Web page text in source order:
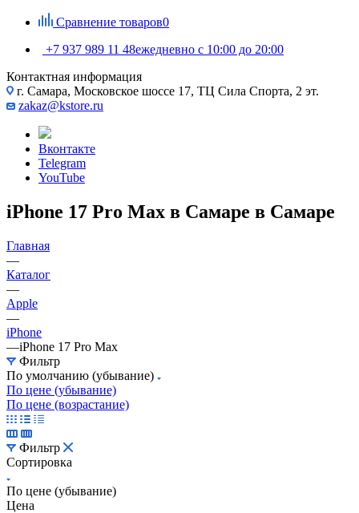
Сравнение товаров0
+7 937 989 11 48ежедневно с 10:00 до 20:00
Контактная информация
г. Самара, Московское шоссе 17, ТЦ Сила Спорта, 2 эт.
zakaz@kstore.ru
Вконтакте
Telegram
YouTube
iPhone 17 Pro Max в Самаре в Самаре
Главная
—
Каталог
—
Apple
—
iPhone
—iPhone 17 Pro Max
Фильтр
По умолчанию (убывание)
По цене (убывание)
По цене (возрастание)
Фильтр
Сортировка
По цене (убывание)
Цена